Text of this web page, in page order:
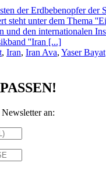
der Erdbebenopfer der
steht unter dem Thema
und den internationalen
''Iran [...]
, Iran, Iran Ava, Yaser Bayat
an: